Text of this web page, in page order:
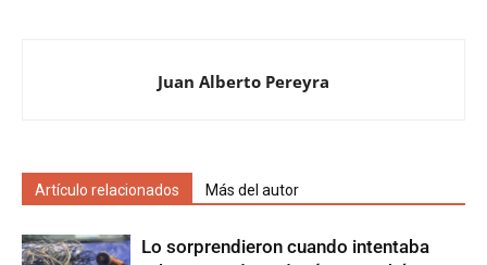
Juan Alberto Pereyra
Artículo relacionados Más del autor
Lo sorprendieron cuando intentaba